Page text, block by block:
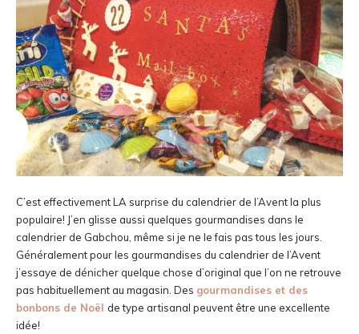
C’est effectivement LA surprise du calendrier de l’Avent la plus
populaire! J’en glisse aussi quelques gourmandises dans le
calendrier de Gabchou, même si je ne le fais pas tous les jours.
Généralement pour les gourmandises du calendrier de l’Avent
j’essaye de dénicher quelque chose d’original que l’on ne retrouve
pas habituellement au magasin. Des gourmandises et des
bonbons de Noël de type artisanal peuvent être une excellente
idée!